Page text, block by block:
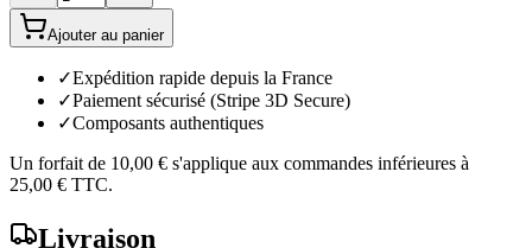
Ajouter au panier
✓Expédition rapide depuis la France
✓Paiement sécurisé (Stripe 3D Secure)
✓Composants authentiques
Un forfait de 10,00 € s'applique aux commandes inférieures à
25,00 € TTC.
Livraison